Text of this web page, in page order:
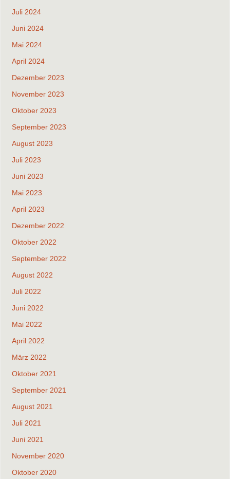
Juli 2024
Juni 2024
Mai 2024
April 2024
Dezember 2023
November 2023
Oktober 2023
September 2023
August 2023
Juli 2023
Juni 2023
Mai 2023
April 2023
Dezember 2022
Oktober 2022
September 2022
August 2022
Juli 2022
Juni 2022
Mai 2022
April 2022
März 2022
Oktober 2021
September 2021
August 2021
Juli 2021
Juni 2021
November 2020
Oktober 2020